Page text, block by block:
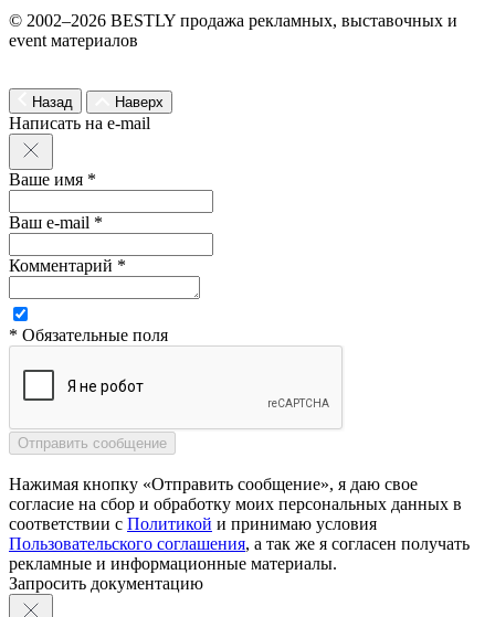
© 2002–2026 BESTLY продажа рекламных, выставочных и
event материалов
Назад Наверх
Написать на e-mail
Ваше имя *
Ваш e-mail *
Комментарий *
* Обязательные поля
Нажимая кнопку «Отправить сообщение», я даю свое
согласие на сбор и обработку моих персональных данных в
соответствии с Политикой и принимаю условия
Пользовательского соглашения, а так же я согласен получать
рекламные и информационные материалы.
Запросить документацию